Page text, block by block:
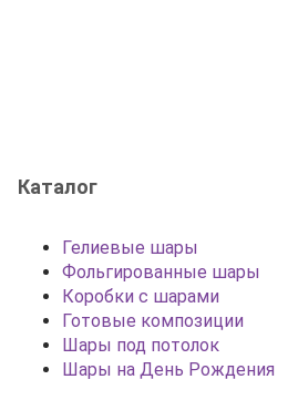
Каталог
Гелиевые шары
Фольгированные шары
Коробки с шарами
Готовые композиции
Шары под потолок
Шары на День Рождения